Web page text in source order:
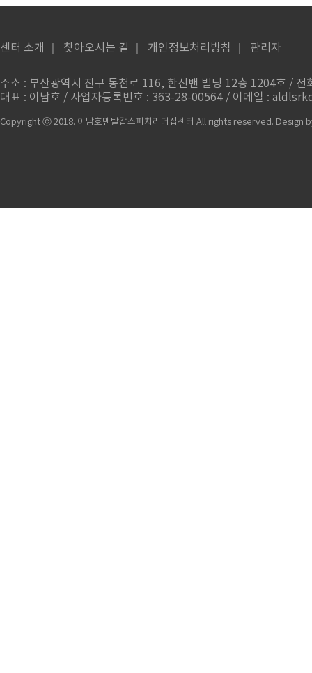
센터 소개 찾아오시는 길 개인정보처리방침 관리자
주소 : 부산광역시 진구 동천로 116, 한신밴 빌딩 12층 1204호 /
대표 : 이남호 / 사업자등록번호 : 363-28-00564 / 이메일 :
Copyright ⓒ 2018. 이남호멘탈갑스피치리더십센터 All rights reserved. Design